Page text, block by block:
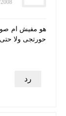
3/26/2008
هو مفيش ام
حورتجى ولا
رد